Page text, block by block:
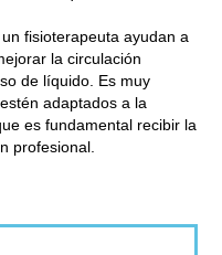
fisioterapeuta ayudan a
la circulación
de líquido. Es muy
adaptados a la
es fundamental recibir la
profesional.